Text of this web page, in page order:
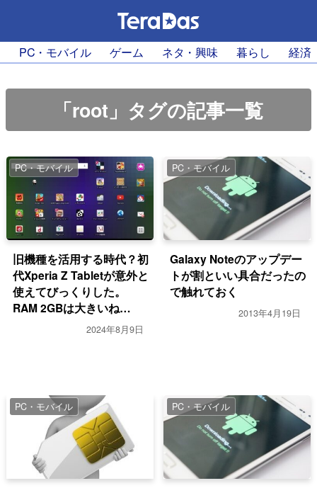
PC・モバイル ゲーム ネタ・興味 暮らし 経済
「root」タグの記事一覧
PC・モバイル
旧機種を活用する時代？初
代Xperia Z Tabletが意外と
使えてびっくりした。
RAM 2GBは大きいね
2024年8月9日
PC・モバイル
Galaxy Noteのアップデー
トが割といい具合だったの
で触れておく
2013年4月19日
PC・モバイル PC・モバイル